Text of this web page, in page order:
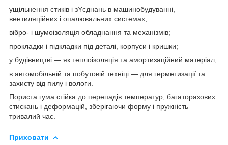
ущільнення стиків і зYєднань в машинобудуванні,
вентиляційних і опалювальних системах;
вібро- і шумоізоляція обладнання та механізмів;
прокладки і підкладки під деталі, корпуси і кришки;
у будівництві — як теплоізоляція та амортизаційний матеріал;
в автомобільній та побутовій техніці — для герметизації та
захисту від пилу і вологи.
Пориста гума стійка до перепадів температур, багаторазових
стискань і деформацій, зберігаючи форму і пружність
тривалий час.
Приховати